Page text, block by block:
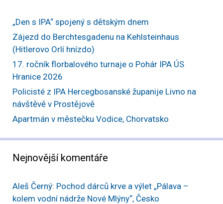
„Den s IPA“ spojený s dětským dnem
Zájezd do Berchtesgadenu na Kehlsteinhaus
(Hitlerovo Orlí hnízdo)
17. ročník florbalového turnaje o Pohár IPA ÚS
Hranice 2026
Policisté z IPA Hercegbosanské županije Livno na
návštěvě v Prostějově
Apartmán v městečku Vodice, Chorvatsko
Nejnovější komentáře
Aleš Černý: Pochod dárců krve a výlet „Pálava –
kolem vodní nádrže Nové Mlýny“, Česko